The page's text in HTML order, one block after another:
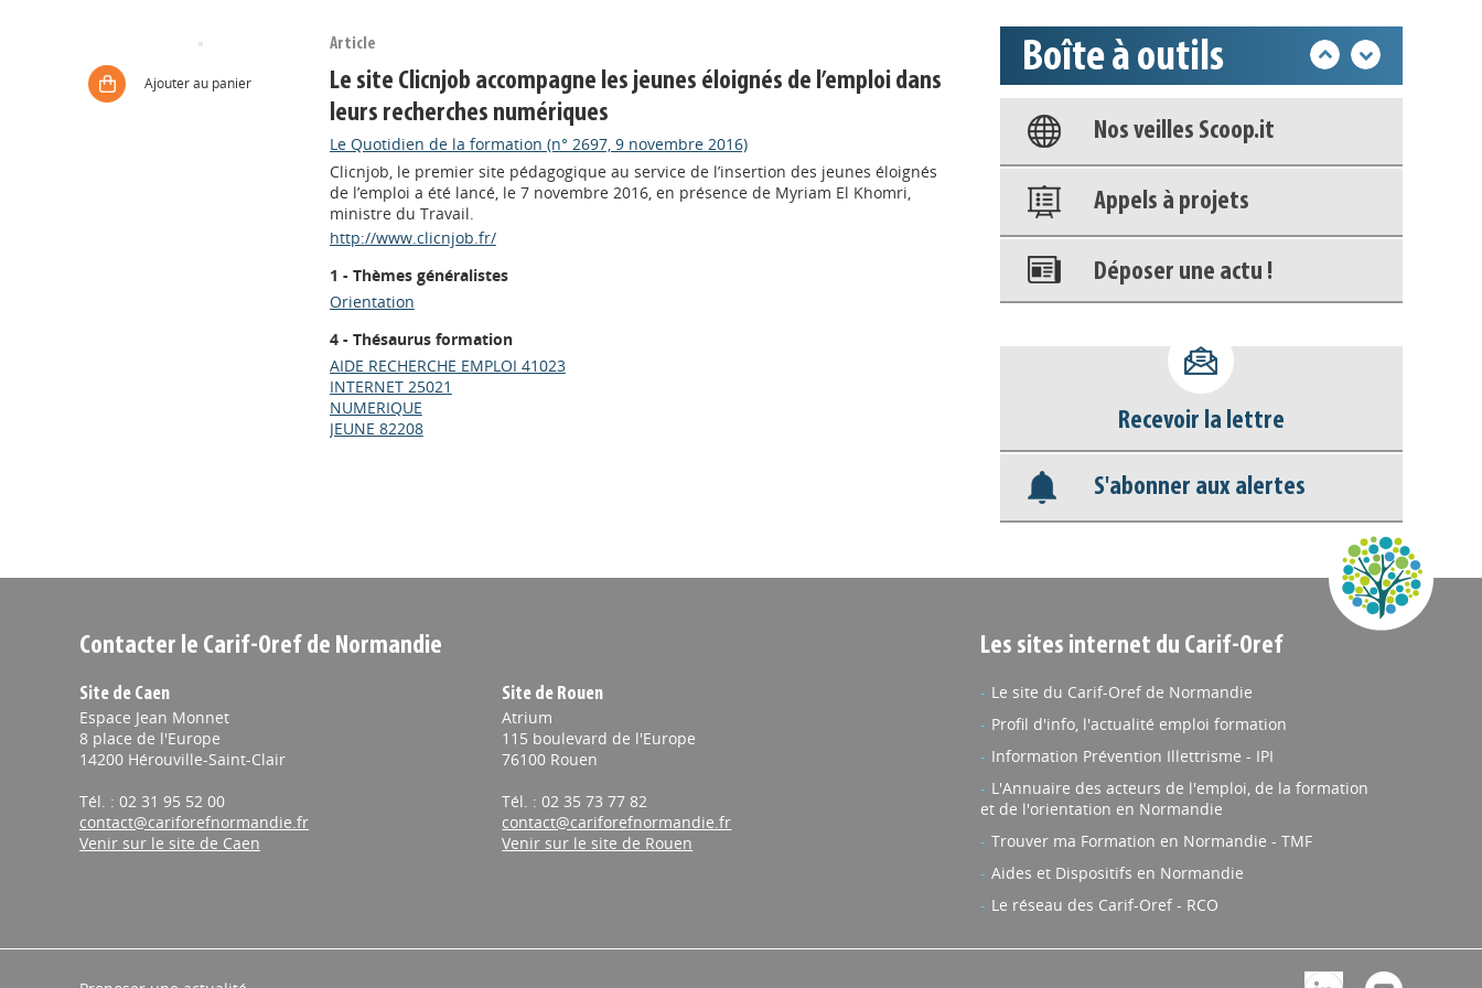
Ajouter au panier
Article
Le site Clicnjob accompagne les jeunes éloignés de l’emploi dans
leurs recherches numériques
Le Quotidien de la formation (n° 2697, 9 novembre 2016)
Clicnjob, le premier site pédagogique au service de l’insertion des jeunes éloignés
de l’emploi a été lancé, le 7 novembre 2016, en présence de Myriam El Khomri,
ministre du Travail.
http://www.clicnjob.fr/
1 - Thèmes généralistes
Orientation
4 - Thésaurus formation
AIDE RECHERCHE EMPLOI 41023
INTERNET 25021
NUMERIQUE
JEUNE 82208
Boîte à outils
Base documentaire
Nos veilles Scoop.it
Appels à projets
Déposer une actu !
déconnecter)
Base documentaire
Nos veilles Scoop.it
Recevoir la lettre
S'abonner aux alertes
Contacter le Carif-Oref de Normandie
Site de Caen
Espace Jean Monnet
8 place de l'Europe
14200 Hérouville-Saint-Clair
Tél. : 02 31 95 52 00
contact@cariforefnormandie.fr
Venir sur le site de Caen
Site de Rouen
Atrium
115 boulevard de l'Europe
76100 Rouen
Tél. : 02 35 73 77 82
contact@cariforefnormandie.fr
Venir sur le site de Rouen
Les sites internet du Carif-Oref
Le site du Carif-Oref de Normandie
Profil d'info, l'actualité emploi formation
Information Prévention Illettrisme - IPI
L'Annuaire des acteurs de l'emploi, de la formation
et de l'orientation en Normandie
Trouver ma Formation en Normandie - TMF
Aides et Dispositifs en Normandie
Le réseau des Carif-Oref - RCO